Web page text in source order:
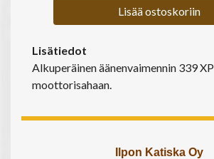
Lisää ostoskoriin
Lisätiedot
Alkuperäinen äänenvaimennin 339 XP
moottorisahaan.
Ilpon Katiska Oy